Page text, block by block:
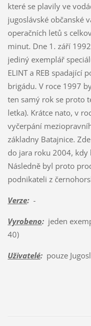
které se plavily ve
jugoslávské občanské
operačních letů s
minut. Dne 1. září
jediný exemplář
ELINT a REB spadající
brigádu. V roce 1997
ten samý rok se proto
letka). Krátce nato, v
vyčerpání
základny Batajnice.
do jara roku 2004,
Následně byl proto
podnikateli z
Verze:-
Vyrobeno:jeden
40)
Uživatelé:pouze